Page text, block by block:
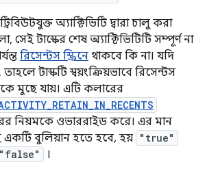
অ্যাক্টিভিটি দ্বারা চালু করা
সেই টাস্কের শেষ অ্যাক্টিভিটিটি সম্পূর্ণ না
রিসেন্টস স্ক্রিনে থাকবে কি না। যদি
তাহলে টাস্কটি স্বয়ংক্রিয়ভাবে রিসেন্টস
মুছে যায়। এটি কলারের
নিয়মকে ওভাররাইড করে। এর মান
বুলিয়ান হতে হবে, হয় "true"
"false" ।